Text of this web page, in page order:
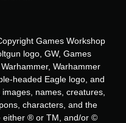
Games Workshop
logo, GW, Games
Warhammer
headed Eagle logo, and
names, creatures,
characters, and the
either ® or TM, and/or ©